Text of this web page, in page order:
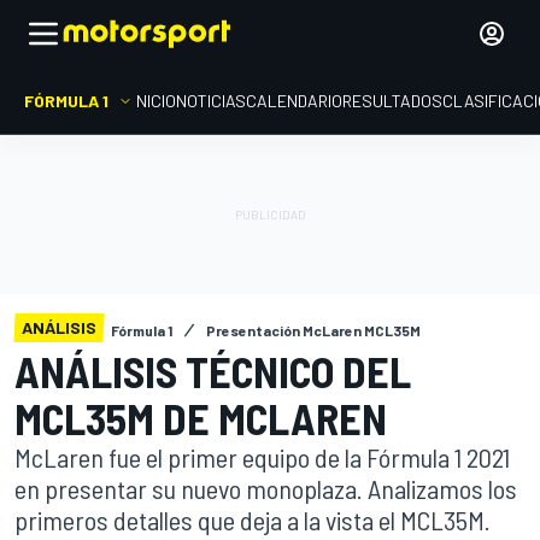
FÓRMULA 1 INICIONOTICIASCALENDARIORESULTADOS
ANÁLISIS Fórmula 1 Presentación McLaren MCL35M
ANÁLISIS TÉCNICO DEL
MCL35M DE MCLAREN
McLaren fue el primer equipo de la Fórmula 1 2021
en presentar su nuevo monoplaza. Analizamos los
primeros detalles que deja a la vista el MCL35M.